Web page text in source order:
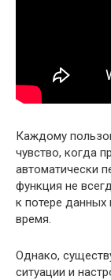
Каждому
чувство, когда
автоматически
функция не
к потере
время.
Однако,
ситуации и